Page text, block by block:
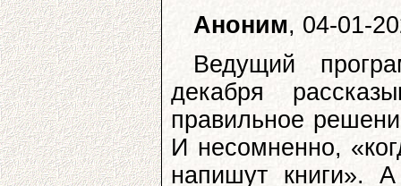
Аноним, 04-01-
Ведущий
декабря
правильное
И несомненно,
напишут книги».